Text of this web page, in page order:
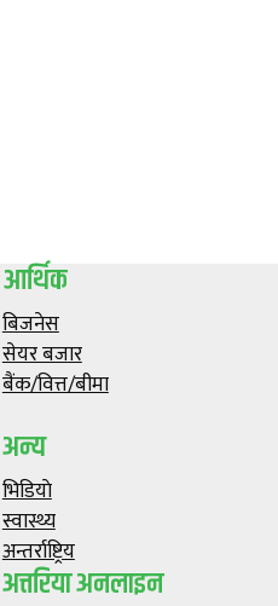
आर्थिक
बिजनेस
सेयर बजार
बैंक/वित्त/बीमा
अन्य
भिडियाे
स्वास्थ्य
अन्तर्राष्ट्रिय
अत्तरिया अनलाइन